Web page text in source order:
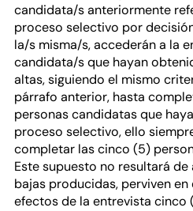
candidata/s anteriormente
proceso selectivo por
la/s misma/s, accederán a la
candidata/s que hayan
altas, siguiendo el mismo
párrafo anterior, hasta
personas candidatas que
proceso selectivo, ello
completar las cinco (5)
Este supuesto no resultará
bajas producidas, perviven
efectos de la entrevista cinco